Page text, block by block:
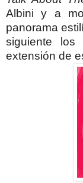
Albini y a
panorama
siguiente los
extensión de